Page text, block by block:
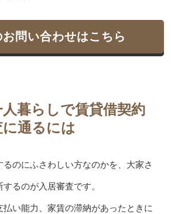
問い合わせはこちら
暮らしで賃貸借契約
通るには
るのにふさわしい方なのかを、大家さ
るのが入居審査です。
払い能力、家賃の滞納があったときに